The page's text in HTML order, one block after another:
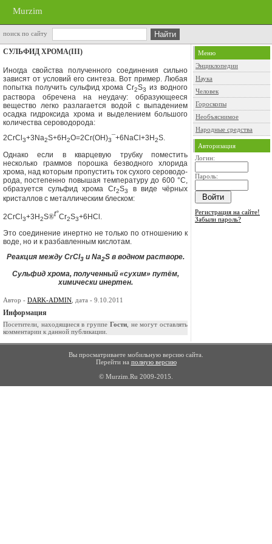
Murzim
поиск по сайту
СУЛЬФИД XPOMA(III)
Иногда свойства полученного соеди­нения сильно
зависят от условий его синтеза. Вот пример. Любая
попытка получить сульфид хромаCr2S3 из вод­ного
раствора обречена на неудачу: образующееся
вещество легко разла­гается водой с выпадением
осадка гидроксида хрома и выделением боль­шого
количества сероводорода:
2CrCl 3+3Na2S+6H2O=2Cr(OH)3 +6NaCl +3H2S.
Однако если в кварцевую трубку поместить
несколько граммов порош­ка безводного хлорида
хрома, над ко­торым пропустить ток сухого сероводо­
рода, постепенно повышая температуру до 600 °С,
образуется сульфид хрома Cr2S3
в виде чёрных
кристаллов с метал­лическим блеском:
2CrCl3+3H2S®t°Cr2S3+6HCl.
Это соединение инертно не только по отношению к
воде, но и к разбав­ленным кислотам.
Реакция между CrCl3и Na2S в водном растворе.
Сульфид хрома, полученный «сухим» путём,
химически инертен.
Автор - DARK-ADMIN , дата - 9.10.2011
Информация
Посетители, находящиеся в группе Гости, не могут оставлять
комментарии к данной публикации.
Меню
Энциклопедии
Наука
Человек
Гороскопы
Необъяснимое
Народные средства
Авторизация
Логин:
Пароль:
Регистрация на сайте!
Забыли пароль?
Вы просматриваете мобильную версию сайта.
Перейти на полную версию
© Murzim.Ru 2009-2015.